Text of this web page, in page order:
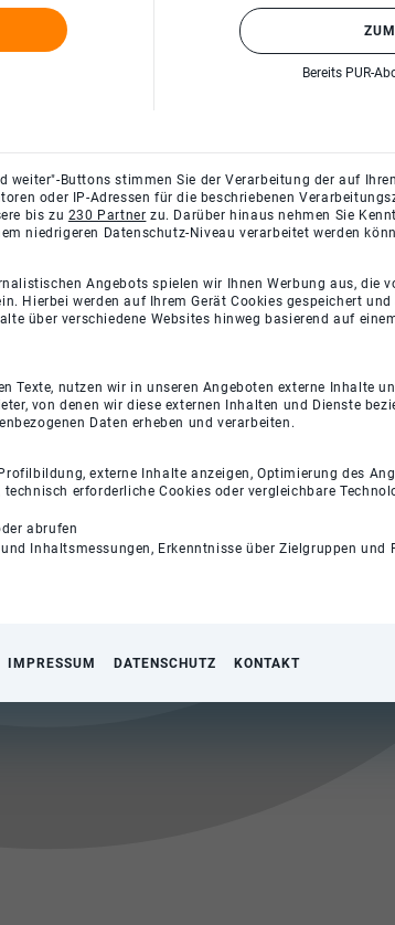
Bereits PUR-
weiter"-Buttons stimmen Sie der Verarbeitung der auf
oder IP-Adressen für die beschriebenen
bis zu 230 Partner zu. Darüber hinaus nehmen Sie
niedrigeren Datenschutz-Niveau verarbeitet werden
Angebots spielen wir Ihnen Werbung aus, die
Hierbei werden auf Ihrem Gerät Cookies gespeichert
über verschiedene Websites hinweg basierend auf
Texte, nutzen wir in unseren Angeboten externe Inhalte
von denen wir diese externen Inhalten und Dienste
Daten erheben und verarbeiten.
externe Inhalte anzeigen, Optimierung des
erforderliche Cookies oder vergleichbare
abrufen
Inhaltsmessungen, Erkenntnisse über Zielgruppen und
IMPRESSUM DATENSCHUTZ KONTAKT